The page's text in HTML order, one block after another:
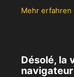
Mehr erfahren
Désolé, la
navigateur